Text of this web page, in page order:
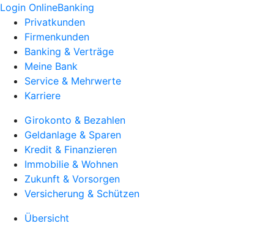
Login OnlineBanking
Privatkunden
Firmenkunden
Banking & Verträge
Meine Bank
Service & Mehrwerte
Karriere
Girokonto & Bezahlen
Geldanlage & Sparen
Kredit & Finanzieren
Immobilie & Wohnen
Zukunft & Vorsorgen
Versicherung & Schützen
Übersicht